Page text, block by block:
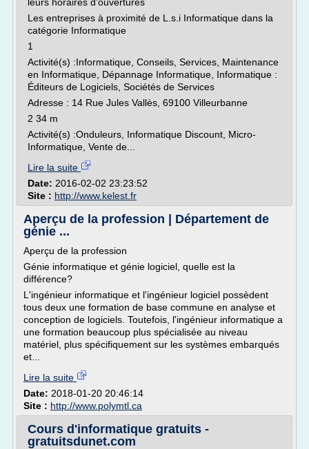
Les entreprises à proximité de L.s.i Informatique dans la
catégorie Informatique
1
Activité(s) :Informatique, Conseils, Services, Maintenance
en Informatique, Dépannage Informatique, Informatique :
Éditeurs de Logiciels, Sociétés de Services
Adresse : 14 Rue Jules Vallès, 69100 Villeurbanne
2 34 m
Activité(s) :Onduleurs, Informatique Discount, Micro-
Informatique, Vente de...
Lire la suite
Date: 2016-02-02 23:23:52
Site : http://www.kelest.fr
Aperçu de la profession | Département de
génie ...
Aperçu de la profession
Génie informatique et génie logiciel, quelle est la
différence?
L'ingénieur informatique et l'ingénieur logiciel possèdent
tous deux une formation de base commune en analyse et
conception de logiciels. Toutefois, l'ingénieur informatique a
une formation beaucoup plus spécialisée au niveau
matériel, plus spécifiquement sur les systèmes embarqués
et...
Lire la suite
Date: 2018-01-20 20:46:14
Site : http://www.polymtl.ca
Cours d'informatique gratuits -
gratuitsdunet.com